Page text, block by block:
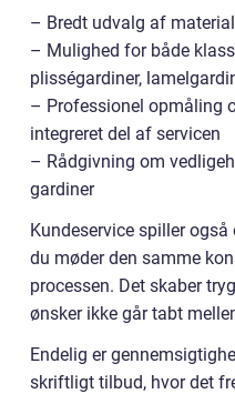
– Bredt udvalg af
– Mulighed for både
plisségardiner,
– Professionel opmåling
integreret del af servicen
– Rådgivning om
gardiner
Kundeservice spiller
du møder den samme
processen. Det skaber
ønsker ikke går tabt
Endelig er
skriftligt tilbud, hvor det